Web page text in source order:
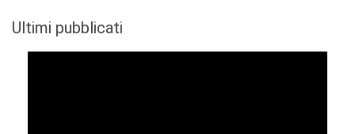
Ultimi pubblicati